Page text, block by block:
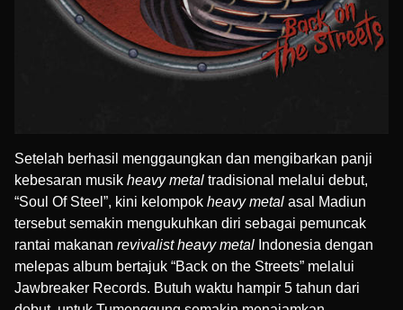
Setelah berhasil menggaungkan dan mengibarkan panji
kebesaran musik heavy metal tradisional melalui debut,
“Soul Of Steel”, kini kelompok heavy metal asal Madiun
tersebut semakin mengukuhkan diri sebagai pemuncak
rantai makanan revivalist heavy metal Indonesia dengan
melepas album bertajuk “Back on the Streets” melalui
Jawbreaker Records. Butuh waktu hampir 5 tahun dari